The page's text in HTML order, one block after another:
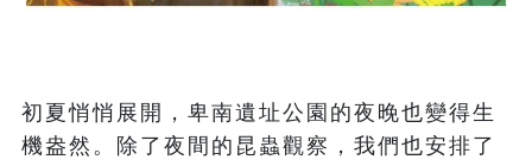
初夏悄悄展開，卑南遺址公園的夜晚也變得生
機盎然。除了夜間的昆蟲觀察，我們也安排了